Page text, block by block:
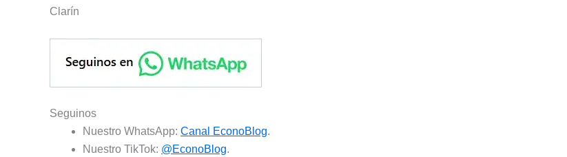
Clarín
Seguinos
Nuestro WhatsApp: Canal EconoBlog.
Nuestro TikTok: @EconoBlog.